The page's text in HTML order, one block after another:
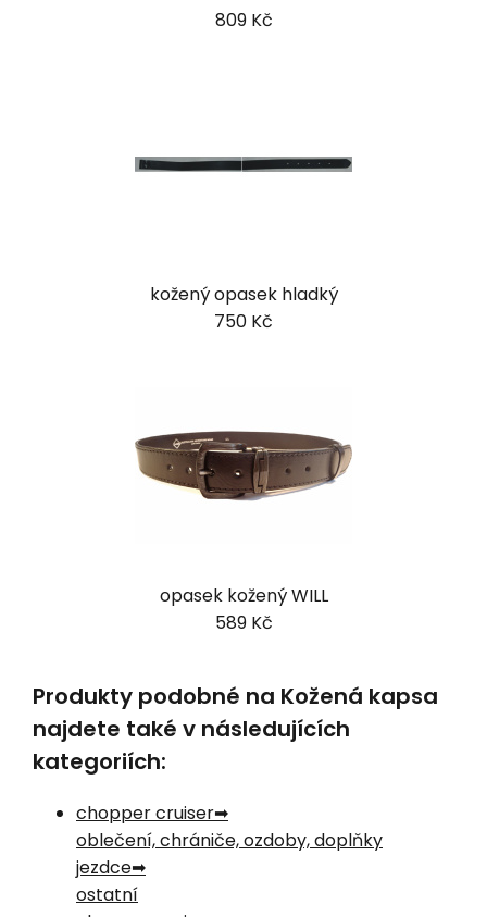
809 Kč
kožený opasek hladký
750 Kč
opasek kožený WILL
589 Kč
Produkty podobné na Kožená kapsa
najdete také v následujících
kategoriích:
chopper cruiser
oblečení, chrániče, ozdoby, doplňky
jezdce
ostatní